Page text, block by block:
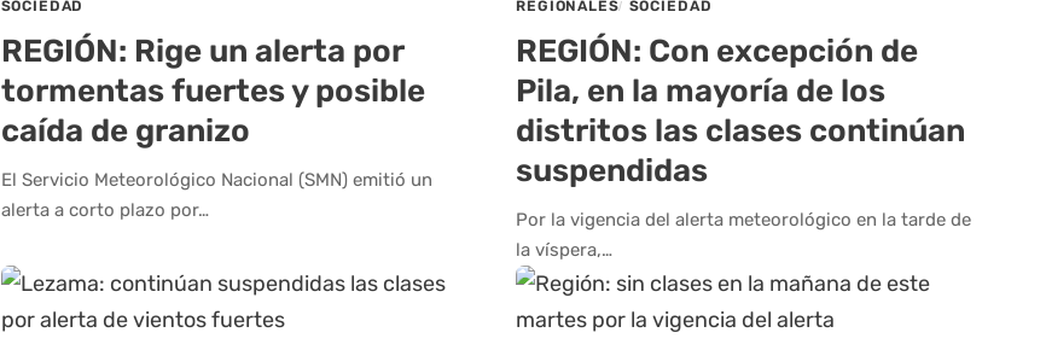
SOCIEDAD
REGIÓN: Rige un alerta por
tormentas fuertes y posible
caída de granizo
El Servicio Meteorológico Nacional (SMN) emitió un
alerta a corto plazo por…
REGIONALES SOCIEDAD
REGIÓN: Con excepción de
Pila, en la mayoría de los
distritos las clases continúan
suspendidas
Por la vigencia del alerta meteorológico en la tarde de
la víspera,…